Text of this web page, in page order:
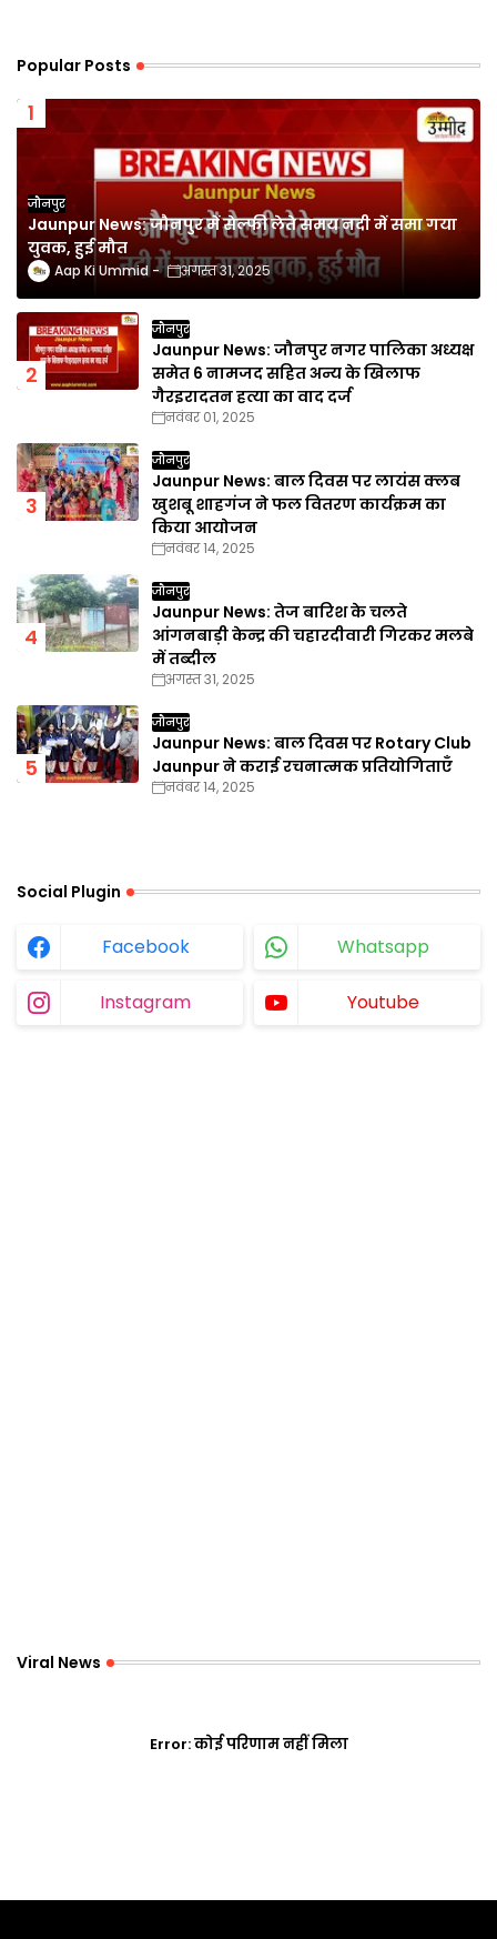
Popular Posts
जौनपुर
Jaunpur News: जौनपुर में सेल्फी लेते समय नदी में समा गया
युवक, हुई मौत
Aap Ki Ummid अगस्त 31, 2025
जौनपुर
Jaunpur News: जौनपुर नगर पालिका अध्यक्ष
समेत 6 नामजद सहित अन्य के खिलाफ
गैरइरादतन हत्या का वाद दर्ज
नवंबर 01, 2025
जौनपुर
Jaunpur News: बाल दिवस पर लायंस क्लब
खुशबू शाहगंज ने फल वितरण कार्यक्रम का
किया आयोजन
नवंबर 14, 2025
जौनपुर
Jaunpur News: तेज बारिश के चलते
आंगनबाड़ी केन्द्र की चहारदीवारी गिरकर मलबे
में तब्दील
अगस्त 31, 2025
जौनपुर
Jaunpur News: बाल दिवस पर Rotary Club
Jaunpur ने कराई रचनात्मक प्रतियोगिताएँ
नवंबर 14, 2025
Social Plugin
Facebook Whatsapp
Instagram Youtube
Viral News
Error:कोई परिणाम नहीं मिला